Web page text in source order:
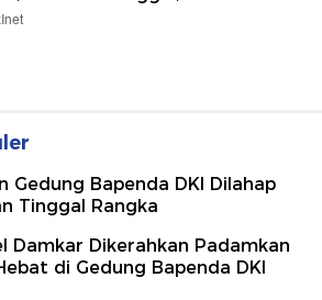
Gedung Bapenda DKI Dilahap
Tinggal Rangka
Damkar Dikerahkan Padamkan
di Gedung Bapenda DKI